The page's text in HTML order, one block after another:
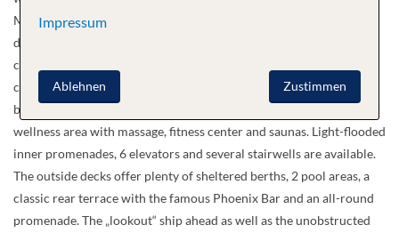
MS ARTANIA offers a variety of lounges and bars on 9 passenger
decks, tasteful furnishings, a lobby open over two levels, 2 internet
corners, library, Jamaica room with card game tables, theater /
cinema, a show lounge, 2 restaurants of the same quality, a Lido
buffet -Restaurant with terrace, boutique, beauty salon and a SPA /
wellness area with massage, fitness center and saunas. Light-flooded
inner promenades, 6 elevators and several stairwells are available.
The outside decks offer plenty of sheltered berths, 2 pool areas, a
classic rear terrace with the famous Phoenix Bar and an all-round
promenade. The „lookout“ ship ahead as well as the unobstructed
Impressum
Zustimmen
Ablehnen